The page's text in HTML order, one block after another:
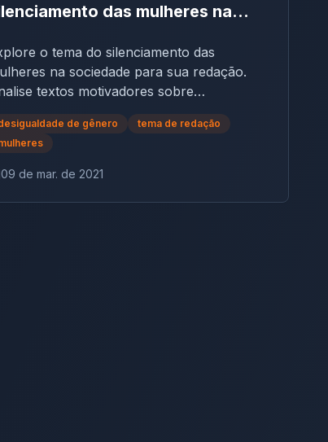
das mulheres na
o tema do silenciamento das
na sociedade para sua redação.
textos motivadores sobre
e apropriação de ideias.
se para argumentar e propor
de gênero
tema de redação
09 de mar. de 2021